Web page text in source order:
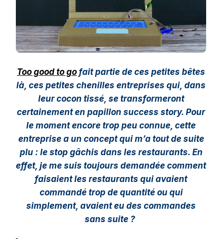
Too good to go fait partie de ces petites bêtes
là, ces petites chenilles entreprises qui, dans
leur cocon tissé, se transformeront
certainement en papillon success story. Pour
le moment encore trop peu connue, cette
entreprise a un concept qui m’a tout de suite
plu : le stop gâchis dans les restaurants. En
effet, je me suis toujours demandée comment
faisaient les restaurants qui avaient
commandé trop de quantité ou qui
simplement, avaient eu des commandes
sans suite ?